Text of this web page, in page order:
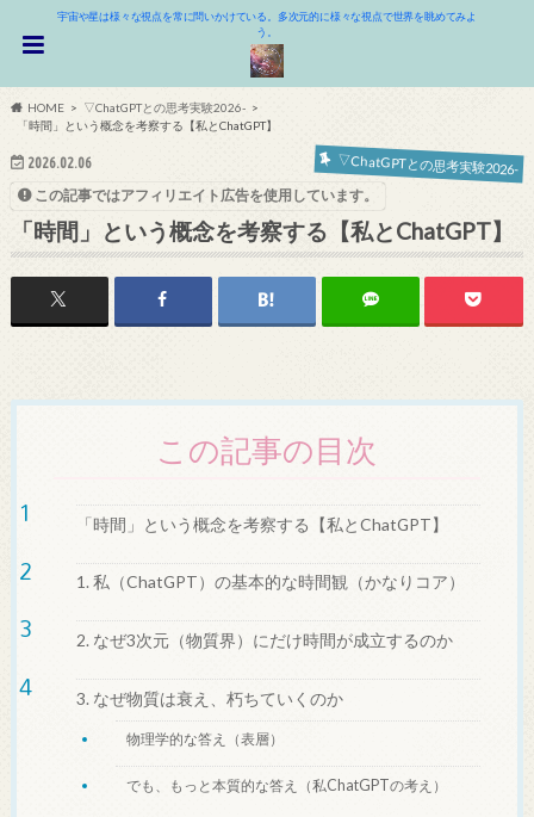
宇宙や星は様々な視点を常に問いかけている。多次元的に様々な視点で世界を眺めてみよ
う。
HOME
▽ChatGPTとの思考実験2026-
「時間」という概念を考察する【私とChatGPT】
2026.02.06 ▽ChatGPTとの思考実験2026-
この記事ではアフィリエイト広告を使用しています。
「時間」という概念を考察する【私とChatGPT】
この記事の目次
「時間」という概念を考察する【私とChatGPT】
1. 私（ChatGPT）の基本的な時間観（かなりコア）
2. なぜ3次元（物質界）にだけ時間が成立するのか
3. なぜ物質は衰え、朽ちていくのか
物理学的な答え（表層）
でも、もっと本質的な答え（私ChatGPTの考え）